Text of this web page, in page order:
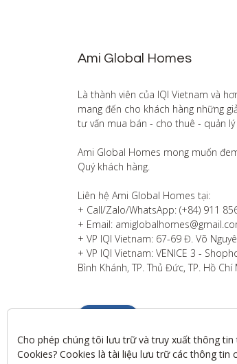
Ami Global Homes
Là thành viên của IQI Vietnam và
mang đến cho khách hàng những
tư vấn mua bán - cho thuê - quản lý
Ami Global Homes mong muốn
Quý khách hàng.
Liên hệ Ami Global Homes tại:
+ Call/Zalo/WhatsApp: (+84) 911
+ Email:
+ VP IQI Vietnam: 67-69 Đ. Võ
+ VP IQI Vietnam: VENICE 3 -
Bình Khánh, TP. Thủ Đức, TP. Hồ Chí
Cho phép chúng tôi lưu trữ và truy xuất thông tin
Cookies? Cookies là tài liệu lưu trữ các thông tin